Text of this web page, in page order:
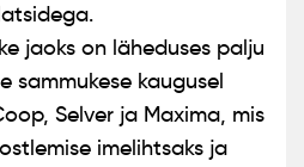
jaoks on läheduses palju
sammukese kaugusel
Selver ja Maxima, mis
imelihtsaks ja